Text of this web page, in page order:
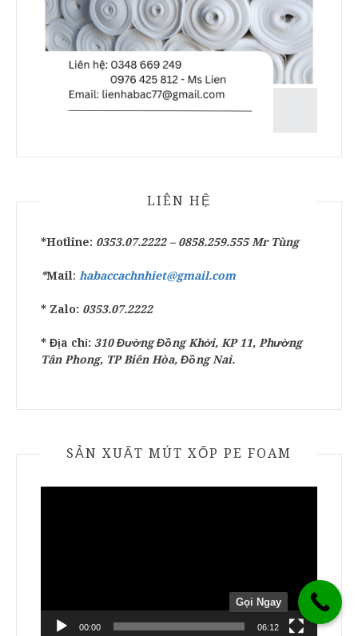
LIÊN HỆ
*Hotline: 0353.07.2222 – 0858.259.555 Mr Tùng
*Mail : habaccachnhiet@gmail.com
* Zalo: 0353.07.2222
* Địa chỉ: 310 Đường Đồng Khởi, KP 11, Phường
Tân Phong, TP Biên Hòa, Đồng Nai.
SẢN XUẤT MÚT XỐP PE FOAM
00:00 06:12
Gọi Ngay